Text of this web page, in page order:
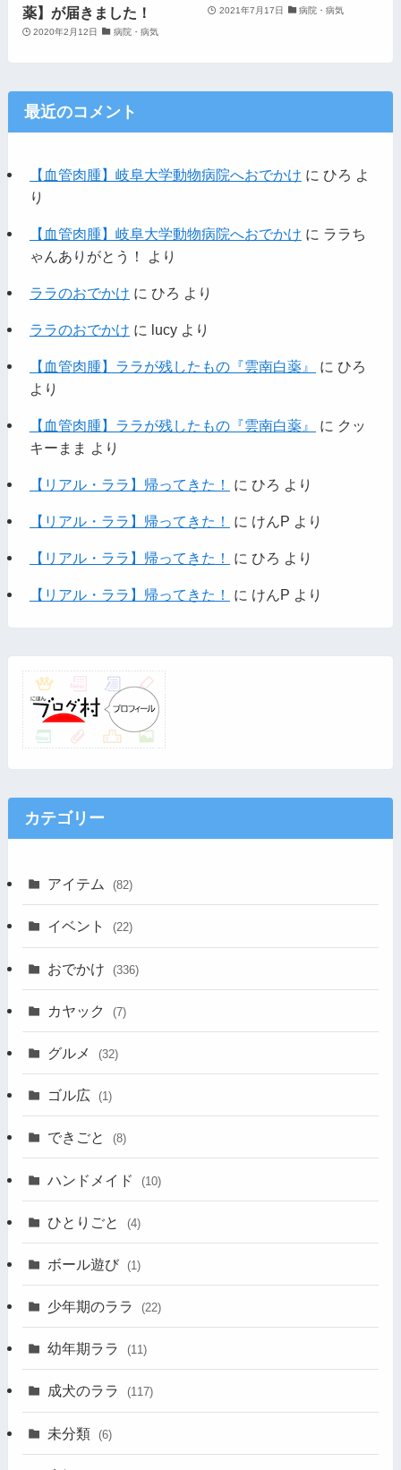
薬】が届きました！
2020年2月12日 病院・病気
2021年7月17日 病院・病気
最近のコメント
【血管肉腫】岐阜大学動物病院へおでかけ に ひろ よ
り
【血管肉腫】岐阜大学動物病院へおでかけ に ララち
ゃんありがとう！
より
ララのおでかけ に ひろ より
ララのおでかけ に lucyより
【血管肉腫】ララが残したもの『雲南白薬』 に ひろ
より
【血管肉腫】ララが残したもの『雲南白薬』 に クッ
キーまま より
【リアル・ララ】帰ってきた！ に ひろ より
【リアル・ララ】帰ってきた！ に けんP より
【リアル・ララ】帰ってきた！ に ひろ より
【リアル・ララ】帰ってきた！ に けんP より
カテゴリー
アイテム (82)
イベント (22)
おでかけ (336)
カヤック (7)
グルメ (32)
ゴル広 (1)
できごと (8)
ハンドメイド (10)
ひとりごと (4)
ボール遊び (1)
少年期のララ (22)
幼年期ララ (11)
成犬のララ (117)
未分類 (6)